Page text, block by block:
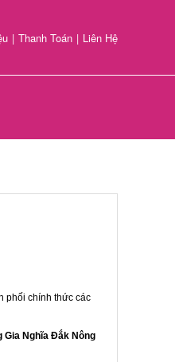
| Thanh Toán | Liên Hệ
phối chính thức các
Gia Nghĩa Đắk Nông